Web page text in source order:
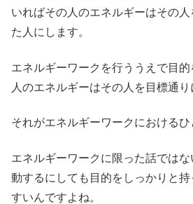
いればその人のエネルギーはその
た人にします。
エネルギーワークを行ううえで目
人のエネルギーはその人を目標通り
それがエネルギーワークにおけるひ
エネルギーワークに限った話では
動するにしても目的をしっかりと
すいんですよね。